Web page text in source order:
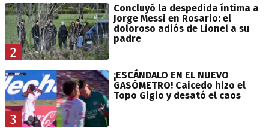
2
Concluyó la despedida íntima a
Jorge Messi en Rosario: el
doloroso adiós de Lionel a su
padre
3
¡ESCÁNDALO EN EL NUEVO
GASÓMETRO! Caicedo hizo el
Topo Gigio y desató el caos